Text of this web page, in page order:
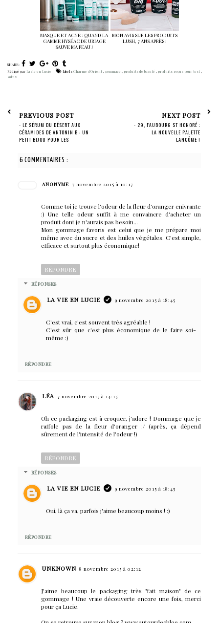
MASQUE ET ACNÉ : QUAND LA
GAMME HYSÉAC DE URIAGE
SAUVE MA PEAU !
MON AVIS SUR LES PRODUITS
LUSH, 7 ANS APRÈS !
SHARE:
Rédigé par La vie en Lucie labels Charme d'Orient , gommage , produits de beauté , produits reçus pour test ,
soins
PREVIOUS POST
- LE SÉRUM DU DÉSERT AUX
CÉRAMIDES DE ANTONIN B : UN
PETIT BIJOU POUR LES
NEXT POST
- 29, FAUBOURG ST HONORÉ :
LA NOUVELLE PALETTE
LANCÔME !
6 COMMENTAIRES :
ANONYME 7 novembre 2015 à 10:17
Comme toi je trouve l'odeur de la fleur d'oranger enivrante
:) Une telle odeur suffit à me convaincre d'acheter un
produit dont je n'aurais pas besoin...
Mon gommage favoris est celui que je me prépare moi
même avec du sucre et des huiles végétales. C'est simple,
efficace et surtout plus économique!
RÉPONDRE
RÉPONSES
LA VIE EN LUCIE 9 novembre 2015 à 18:45
C'est vrai, c'est souvent très agréable !
C'est sûr que c'est plus économique de le faire soi-
même :)
RÉPONDRE
LÉA 7 novembre 2015 à 14:15
Oh ce packaging est à croquer, j'adore ! Dommage que je
raffole pas de la fleur d'oranger :/ (après, ça dépend
sûrement de l'intensité de l'odeur !)
RÉPONDRE
RÉPONSES
LA VIE EN LUCIE 9 novembre 2015 à 18:45
Oui, là ça va, parfois j'aime beaucoup moins ! :)
RÉPONDRE
UNKNOWN 8 novembre 2015 à 02:12
J'aime beaucoup le packaging très "fait maison" de ce
gommage ! Une vraie découverte encore une fois, merci
pour ça Lucie.